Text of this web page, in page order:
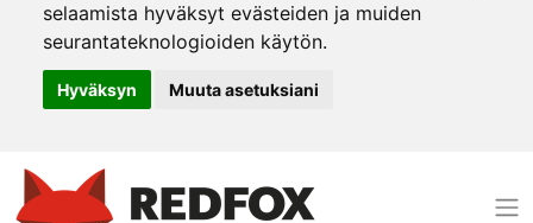
selaamista hyväksyt evästeiden ja muiden
seurantateknologioiden käytön.
Hyväksyn Muuta asetuksiani